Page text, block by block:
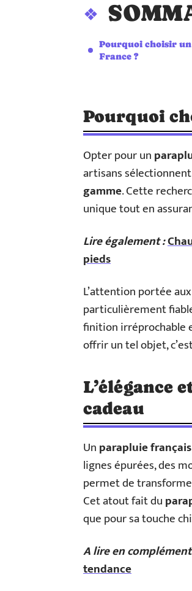
Pourquoi choisir
France ?
Pourquoi
Opter pour un
artisans
gamme. Cette
unique tout en
Lire également :
pieds
L’attention portée
particulièrement
finition irréprochable
offrir un tel objet,
L’élégance
cadeau
Unparapluie français
lignes épurées, des
permet de
Cet atout fait du
que pour sa touche
A lire en
tendance